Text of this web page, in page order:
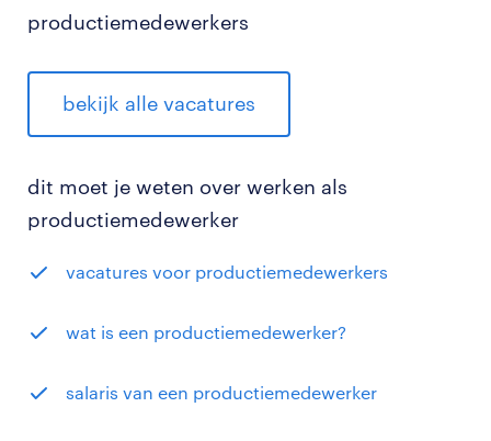
productiemedewerkers
bekijk alle vacatures
dit moet je weten over werken als
productiemedewerker
vacatures voor productiemedewerkers
wat is een productiemedewerker?
salaris van een productiemedewerker